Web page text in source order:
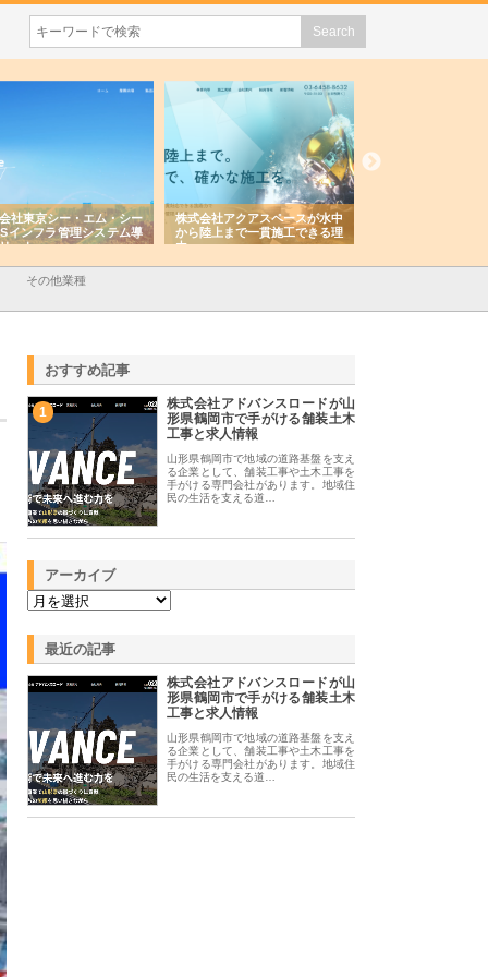
社東京シー・エム・シー
インフラ管理システム導
ット
株式会社アクアスペースが水中
から陸上まで一貫施工できる理
由
その他業種
おすすめ記事
1
株式会社アドバンスロードが山
形県鶴岡市で手がける舗装土木
工事と求人情報
山形県鶴岡市で地域の道路基盤を支え
る企業として、舗装工事や土木工事を
手がける専門会社があります。地域住
民の生活を支える道…
アーカイブ
最近の記事
株式会社アドバンスロードが山
形県鶴岡市で手がける舗装土木
工事と求人情報
山形県鶴岡市で地域の道路基盤を支え
る企業として、舗装工事や土木工事を
手がける専門会社があります。地域住
民の生活を支える道…